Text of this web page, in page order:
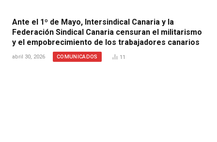
Ante el 1º de Mayo, Intersindical Canaria y la
Federación Sindical Canaria censuran el militarismo
y el empobrecimiento de los trabajadores canarios
abril 30, 2026 COMUNICADOS 11